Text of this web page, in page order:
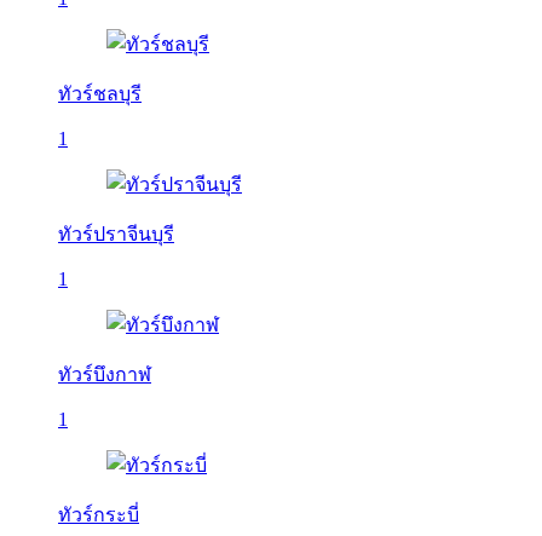
ทัวร์ชลบุรี
1
ทัวร์ปราจีนบุรี
1
ทัวร์บึงกาฬ
1
ทัวร์กระบี่